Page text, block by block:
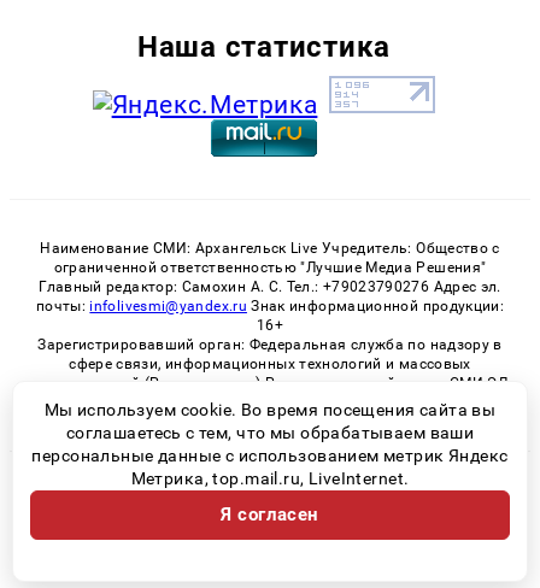
Наша статистика
Наименование СМИ: Архангельск Live Учредитель: Общество с
ограниченной ответственностью "Лучшие Медиа Решения"
Главный редактор: Самохин А. С. Тел.: +79023790276 Адрес эл.
почты: infolivesmi@yandex.ru Знак информационной продукции:
16+
Зарегистрировавший орган: Федеральная служба по надзору в
сфере связи, информационных технологий и массовых
коммуникаций (Роскомнадзор) Регистрационный номер СМИ ЭЛ
№ ФС 77 - 82533 от 21.01.2022
© 2026 «Архангельск Live» | Все права защищены
Возрастная категория сайта 16+
Политика конфиденциальности
Мы используем cookie. Во время посещения сайта вы
соглашаетесь с тем, что мы обрабатываем ваши
персональные данные с использованием метрик Яндекс
Метрика, top.mail.ru, LiveInternet.
Я согласен